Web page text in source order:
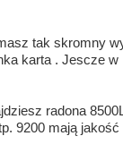
tak skromny
karta . Jescze
radona
9200 mają